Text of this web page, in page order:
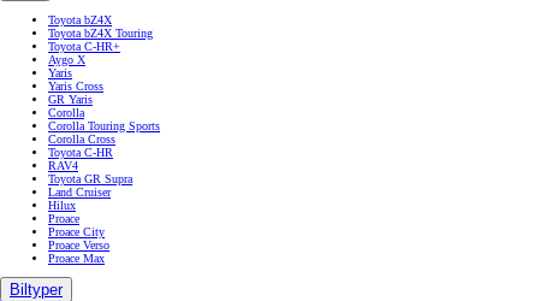
Toyota bZ4X
Toyota bZ4X Touring
Toyota C-HR+
Aygo X
Yaris
Yaris Cross
GR Yaris
Corolla
Corolla Touring Sports
Corolla Cross
Toyota C-HR
RAV4
Toyota GR Supra
Land Cruiser
Hilux
Proace
Proace City
Proace Verso
Proace Max
Biltyper